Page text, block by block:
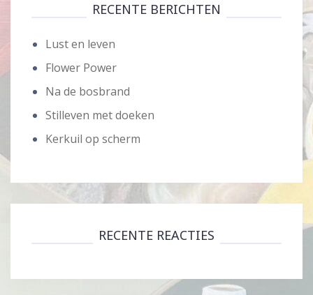
RECENTE BERICHTEN
Lust en leven
Flower Power
Na de bosbrand
Stilleven met doeken
Kerkuil op scherm
RECENTE REACTIES